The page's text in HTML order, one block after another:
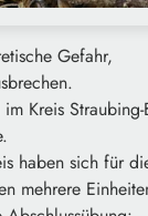
Gefahr,
Kreis
haben sich für
mehrere